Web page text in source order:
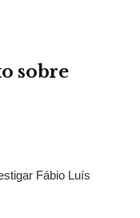
sobre
Fábio Luís